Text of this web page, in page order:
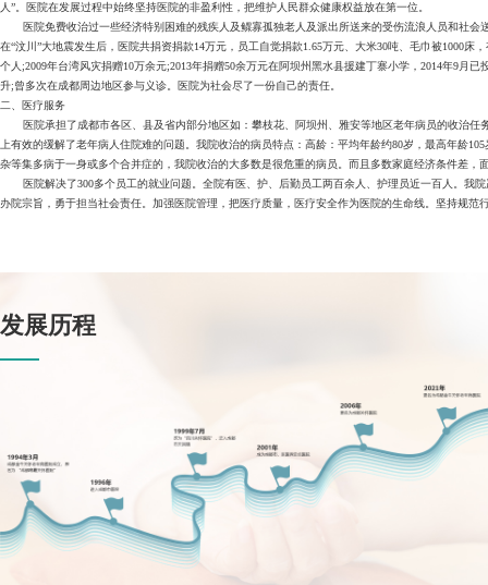
人”。医院在发展过程中始终坚持医院的非盈利性，把维护人民群众健康权益放在第一位。
医院免费收治过一些经济特别困难的残疾人及鳏寡孤独老人及派出所送来的受伤流浪人员和社会
在“汶川”大地震发生后，医院共捐资捐款14万元，员工自觉捐款1.65万元、大米30吨、毛巾被1000
个人;2009年台湾风灾捐赠10万余元;2013年捐赠50余万元在阿坝州黑水县援建丁寨小学，2014年9月
升;曾多次在成都周边地区参与义诊。医院为社会尽了一份自己的责任。
二、医疗服务
医院承担了成都市各区、县及省内部分地区如：攀枝花、阿坝州、雅安等地区老年病员的收治任
上有效的缓解了老年病人住院难的问题。我院收治的病员特点：高龄：平均年龄约80岁，最高年龄
杂等集多病于一身或多个合并症的，我院收治的大多数是很危重的病员。而且多数家庭经济条件差
医院解决了300多个员工的就业问题。全院有医、护、后勤员工两百余人、护理员近一百人。我
办院宗旨，勇于担当社会责任。加强医院管理，把医疗质量，医疗安全作为医院的生命线。坚持规
发展历程